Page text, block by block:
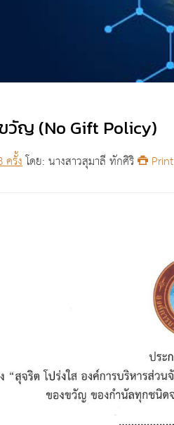
วัญ (No Gift Policy)
ครั้งโดย: นางสาวสุมาลี ทักศิริ Print